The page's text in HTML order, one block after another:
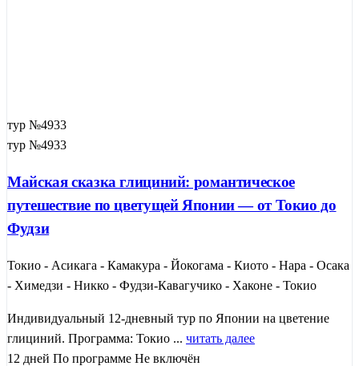
тур №4933
тур №4933
Майская сказка глициний: романтическое
путешествие по цветущей Японии — от Токио до
Фудзи
Токио - Асикага - Камакура - Йокогама - Киото - Нара - Осака
- Химедзи - Никко - Фудзи-Кавагучико - Хаконе - Токио
Индивидуальный 12-дневный тур по Японии на цветение
глициний. Программа: Токио ... читать далее
12 дней По программе Не включён